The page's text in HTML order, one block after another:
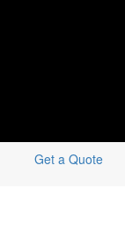
Get a Quote